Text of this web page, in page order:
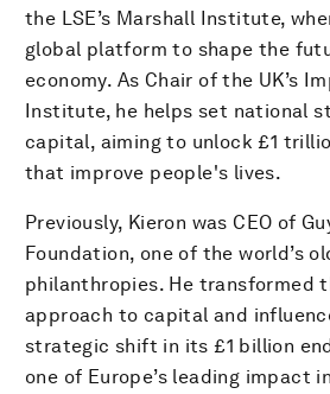
the LSE’s Marshall Institute,
global platform to shape the
economy. As Chair of the UK’s
Institute, he helps set national
capital, aiming to unlock £1
that improve people's lives.
Previously, Kieron was CEO of
Foundation, one of the world’s
philanthropies. He transformed
approach to capital and
strategic shift in its £1 billion
one of Europe’s leading impact